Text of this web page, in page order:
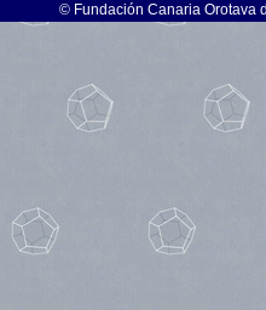
© Fundación Canaria Orotava